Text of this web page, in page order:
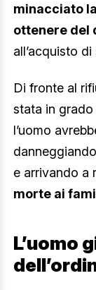
minacciato
ottenere del
all’acquisto
Di fronte al
stata in
l’uomo
e arrivando a
morte ai
L’uomo